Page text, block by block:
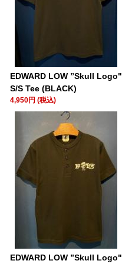
EDWARD LOW ”Skull Logo"
S/S Tee (BLACK)
4,950円 (税込)
EDWARD LOW ”Skull Logo"